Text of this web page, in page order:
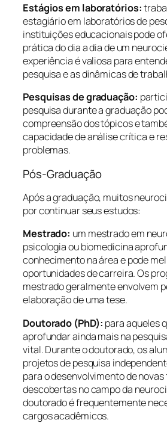
Estágios em laboratórios:
estagiário em laboratórios de
instituições educacionais pode
prática do dia a dia de um
experiência é valiosa para
pesquisa e as dinâmicas de
Pesquisas de graduação:
pesquisa durante a graduação
compreensão dos tópicos e
capacidade de análise crítica e
problemas.
Pós-Graduação
Após a graduação, muitos
por continuar seus estudos:
Mestrado: um mestrado em
psicologia ou biomedicina
conhecimento na área e pode
oportunidades de carreira. Os
mestrado geralmente envolvem
elaboração de uma tese.
Doutorado (PhD): para aqueles
aprofundar ainda mais na
vital. Durante o doutorado, os
projetos de pesquisa
para o desenvolvimento de
descobertas no campo da
doutorado é frequentemente
cargos acadêmicos.